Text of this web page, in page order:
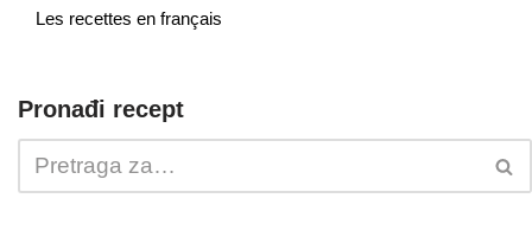
Les recettes en français
Pronađi recept